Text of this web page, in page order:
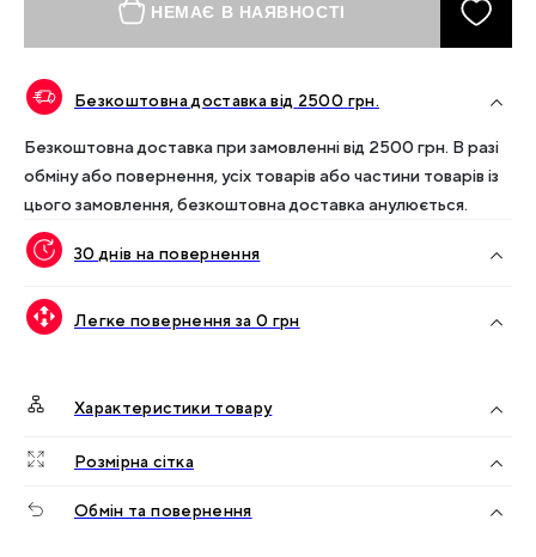
НЕМАЄ В НАЯВНОСТІ
Безкоштовна доставка від 2500 грн.
Безкоштовна доставка при замовленні від 2500 грн. В разі
обміну або повернення, усіх товарів або частини товарів із
цього замовлення, безкоштовна доставка анулюється.
30 днів на повернення
Легке повернення за 0 грн
Характеристики товару
Розмірна сітка
Обмін та повернення